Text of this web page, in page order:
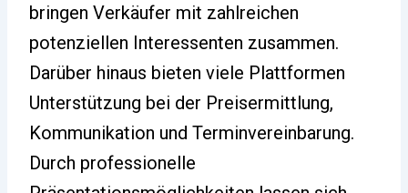
bringen Verkäufer mit zahlreichen
potenziellen Interessenten zusammen.
Darüber hinaus bieten viele Plattformen
Unterstützung bei der Preisermittlung,
Kommunikation und Terminvereinbarung.
Durch professionelle